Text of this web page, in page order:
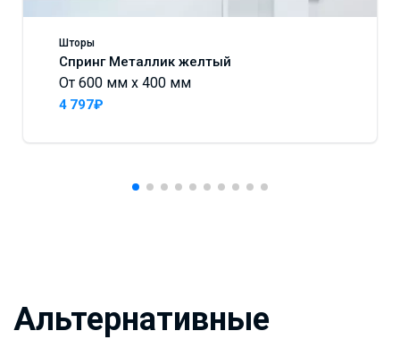
Шторы
Спринг Металлик желтый
От 600 мм x 400 мм
4 797₽
Альтернативные